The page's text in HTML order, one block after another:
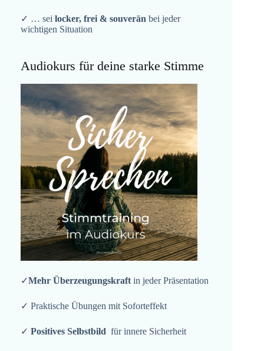
✓ … sei locker, frei & souverän bei jeder
wichtigen Situation
Audiokurs für deine starke Stimme
✓Mehr Überzeugungskraft in jeder Präsentation
✓ Praktische Übungen mit Soforteffekt
✓ Positives Selbstbild für innere Sicherheit